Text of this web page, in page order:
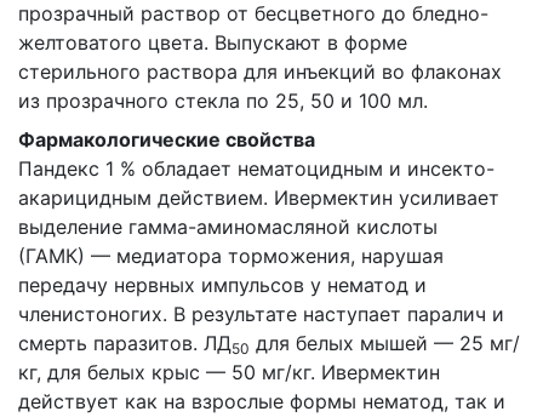
прозрачный раствор от бесцветного до бледно-
желтоватого цвета. Выпускают в форме
стерильного раствора для инъекций во флаконах
из прозрачного стекла по 25, 50 и 100 мл.
Фармакологические свойства
Пандекс 1 % обладает нематоцидным и инсекто-
акарицидным действием. Ивермектин усиливает
выделение гамма-аминомасляной кислоты
(ГАМК) — медиатора торможения, нарушая
передачу нервных импульсов у нематод и
членистоногих. В результате наступает паралич и
смерть паразитов. ЛД50 для белых мышей — 25 мг/
кг, для белых крыс — 50 мг/кг. Ивермектин
действует как на взрослые формы нематод, так и